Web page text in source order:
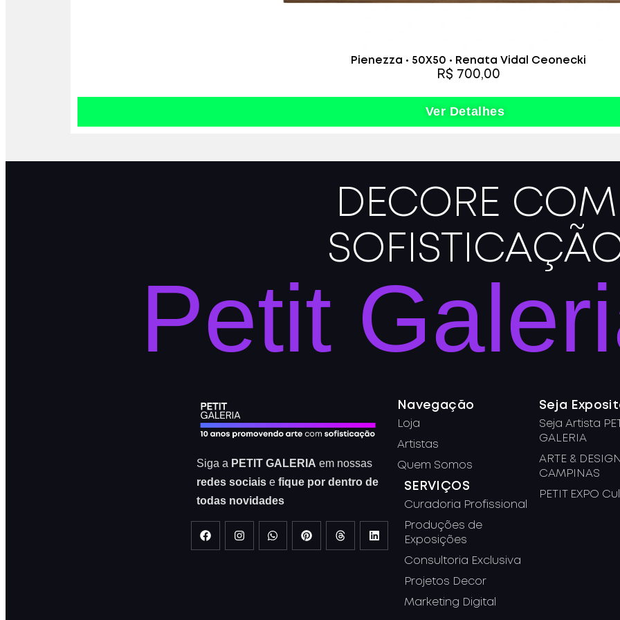
Pienezza • 50X50 • Renata Vidal Ceonecki
R$ 700,00
Ver Detalhes
DECORE COM
Petit
Siga a PETIT GALERIA em nossas
redes sociaise fique por dentro de
todas novidades
Navegação
Loja
Artistas
Quem Somos
SERVIÇOS
Curadoria Profissional
Produções de
Exposições
Consultoria Exclusiva
Projetos Decor
Marketing Digital
Seja
Seja Artista
GALERIA
ARTE &
CAMPINAS
PETIT EXPO